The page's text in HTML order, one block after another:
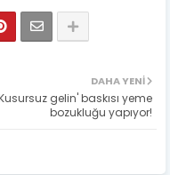
DAHA YENI
gelin' baskısı yeme
bozukluğu yapıyor!